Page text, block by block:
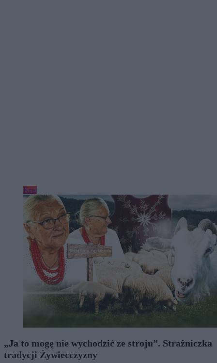
Kraj
„Ja to mogę nie wychodzić ze stroju”. Strażniczka
tradycji Żywiecczyzny